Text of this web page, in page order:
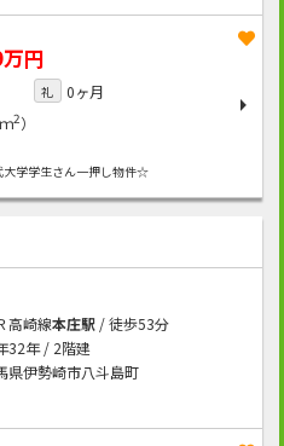
円
礼
0ヶ月
2）
学学生さん一押し物件☆
高崎線本庄駅/ 徒歩53分
32年 / 2階建
県伊勢崎市八斗島町